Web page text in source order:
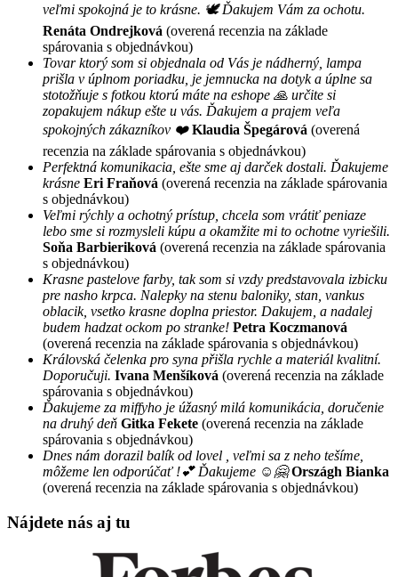
veľmi spokojná je to krásne. 🕊 Ďakujem Vám za ochotu.
Renáta Ondrejková (overená recenzia na základe
spárovania s objednávkou)
Tovar ktorý som si objednala od Vás je nádherný, lampa
prišla v úplnom poriadku, je jemnucka na dotyk a úplne sa
stotožňuje s fotkou ktorú máte na eshope 🙏 určite si
zopakujem nákup ešte u vás. Ďakujem a prajem veľa
spokojných zákazníkov ❤️ Klaudia Špegárová (overená
recenzia na základe spárovania s objednávkou)
Perfektná komunikacia, ešte sme aj darček dostali. Ďakujeme
krásne Eri Fraňová (overená recenzia na základe spárovania
s objednávkou)
Veľmi rýchly a ochotný prístup, chcela som vrátiť peniaze
lebo sme si rozmysleli kúpu a okamžite mi to ochotne vyriešili.
Soňa Barbieriková (overená recenzia na základe spárovania
s objednávkou)
Krasne pastelove farby, tak som si vzdy predstavovala izbicku
pre nasho krpca. Nalepky na stenu baloniky, stan, vankus
oblacik, vsetko krasne doplna priestor. Dakujem, a nadalej
budem hadzat ockom po stranke! Petra Koczmanová
(overená recenzia na základe spárovania s objednávkou)
Královská čelenka pro syna přišla rychle a materiál kvalitní.
Doporučuji. Ivana Menšíková (overená recenzia na základe
spárovania s objednávkou)
Ďakujeme za miffyho je úžasný milá komunikácia, doručenie
na druhý deň Gitka Fekete (overená recenzia na základe
spárovania s objednávkou)
Dnes nám dorazil balík od lovel , veľmi sa z neho tešíme,
môžeme len odporúčať !💕 Ďakujeme ☺️🤗 Országh Bianka
(overená recenzia na základe spárovania s objednávkou)
Nájdete nás aj tu